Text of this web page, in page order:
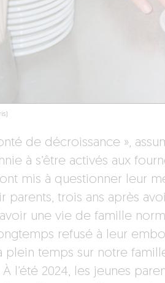
de décroissance »,
à s’être activés aux
mis à questionner leur
parents, trois ans après
une vie de famille
refusé à leur
plein temps sur notre
À l’été 2024, les jeunes